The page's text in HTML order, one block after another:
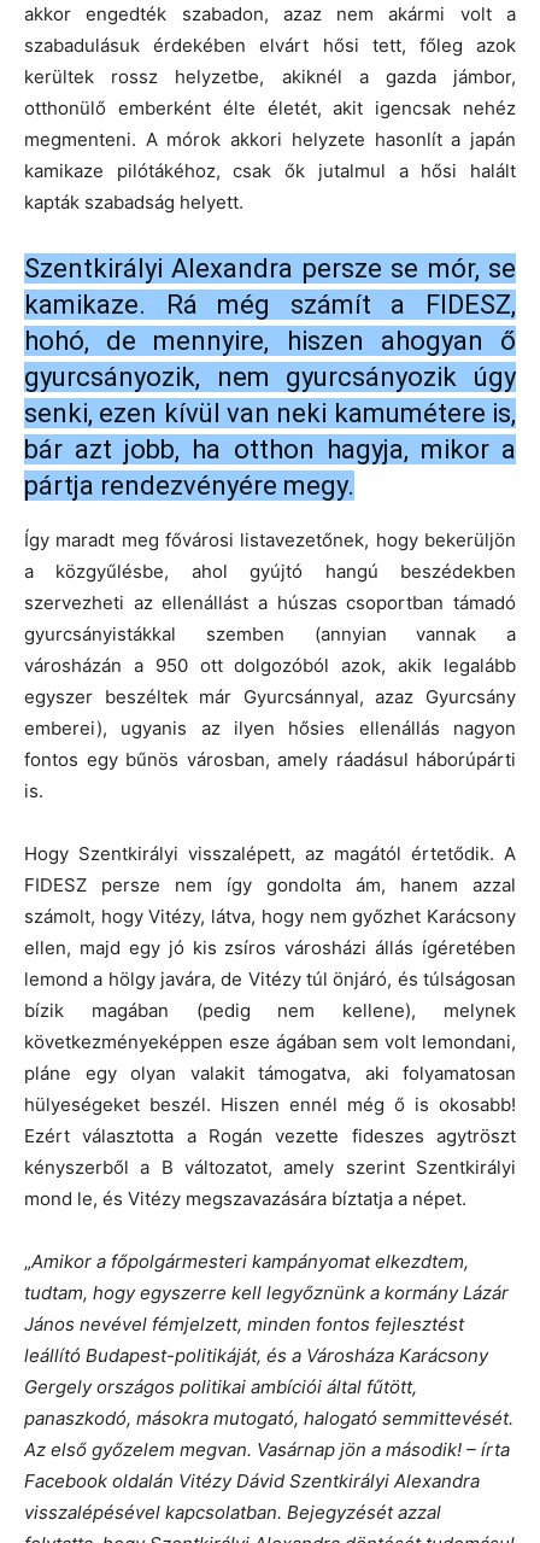
akkor engedték szabadon, azaz nem akármi volt a
szabadulásuk érdekében elvárt hősi tett, főleg azok
kerültek rossz helyzetbe, akiknél a gazda jámbor,
otthonülő emberként élte életét, akit igencsak nehéz
megmenteni. A mórok akkori helyzete hasonlít a japán
kamikaze pilótákéhoz, csak ők jutalmul a hősi halált
kapták szabadság helyett.
Szentkirályi Alexandra persze se mór, se
kamikaze. Rá még számít a FIDESZ,
hohó, de mennyire, hiszen ahogyan ő
gyurcsányozik, nem gyurcsányozik úgy
senki, ezen kívül van neki kamumétere is,
bár azt jobb, ha otthon hagyja, mikor a
pártja rendezvényére megy.
Így maradt meg fővárosi listavezetőnek, hogy bekerüljön
a közgyűlésbe, ahol gyújtó hangú beszédekben
szervezheti az ellenállást a húszas csoportban támadó
gyurcsányistákkal szemben (annyian vannak a
városházán a 950 ott dolgozóból azok, akik legalább
egyszer beszéltek már Gyurcsánnyal, azaz Gyurcsány
emberei), ugyanis az ilyen hősies ellenállás nagyon
fontos egy bűnös városban, amely ráadásul háborúpárti
is.
Hogy Szentkirályi visszalépett, az magától értetődik. A
FIDESZ persze nem így gondolta ám, hanem azzal
számolt, hogy Vitézy, látva, hogy nem győzhet Karácsony
ellen, majd egy jó kis zsíros városházi állás ígéretében
lemond a hölgy javára, de Vitézy túl önjáró, és túlságosan
bízik magában (pedig nem kellene), melynek
következményeképpen esze ágában sem volt lemondani,
pláne egy olyan valakit támogatva, aki folyamatosan
hülyeségeket beszél. Hiszen ennél még ő is okosabb!
Ezért választotta a Rogán vezette fideszes agytröszt
kényszerből a B változatot, amely szerint Szentkirályi
mond le, és Vitézy megszavazására bíztatja a népet.
„Amikor a főpolgármesteri kampányomat elkezdtem,
tudtam, hogy egyszerre kell legyőznünk a kormány Lázár
János nevével fémjelzett, minden fontos fejlesztést
leállító Budapest-politikáját, és a Városháza Karácsony
Gergely országos politikai ambíciói által fűtött,
panaszkodó, másokra mutogató, halogató semmittevését.
Az első győzelem megvan. Vasárnap jön a második! – írta
Facebook oldalán Vitézy Dávid Szentkirályi Alexandra
visszalépésével kapcsolatban. Bejegyzését azzal